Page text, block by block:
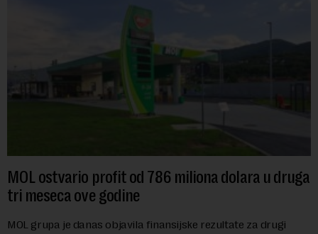
MOL ostvario profit od 786 miliona dolara u druga
tri meseca ove godine
MOL grupa je danas objavila finansijske rezultate za drugi